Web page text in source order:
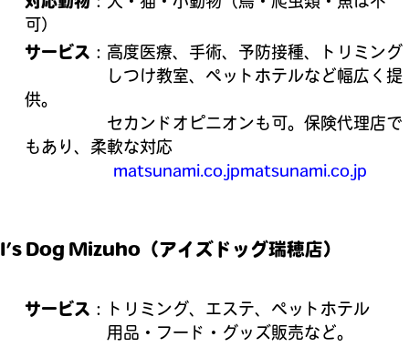
可）
サービス ：高度医療、手術、予防接種、トリミング
しつけ教室、ペットホテルなど幅広く提
供。
セカンドオピニオンも可。保険代理店で
もあり、柔軟な対応
matsunami.co.jpmatsunami.co.jp
I’s Dog Mizuho（アイズドッグ瑞穂店）
サービス ：トリミング、エステ、ペットホテル
用品・フード・グッズ販売など。